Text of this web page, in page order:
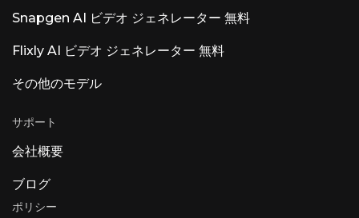
Snapgen AI ビデオ ジェネレーター 無料
Flixly AI ビデオ ジェネレーター 無料
その他のモデル
サポート
会社概要
ブログ
ポリシー